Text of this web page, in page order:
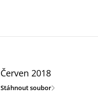
Červen 2018
Stáhnout soubor